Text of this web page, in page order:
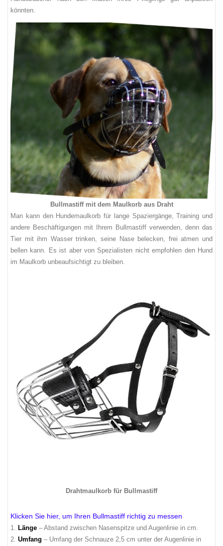
könnten.
Bullmastiff mit dem Maulkorb aus Draht
Man kann den Hundemaulkorb für lange Spaziergänge, Training und
andere Beschäftigungen mit Ihrem Bullmastiff verwenden, denn das
Tier mit ihm Wasser trinken, seine Nase belecken, frei atmen und
bellen kann. Es ist aber von Spezialisten nicht empfohlen den Hund
im Maulkorb unbeaufsichtigt zu bleiben.
Drahtmaulkorb für Bullmastiff
Klicken Sie hier, um Ihren Bullmastiff richtig zu messen
1. Länge – Abstand zwischen Nasenspitze und Augenlinie in cm.
2. Umfang – Umfang der Schnauze 2,5 cm unter der Augenlinie in